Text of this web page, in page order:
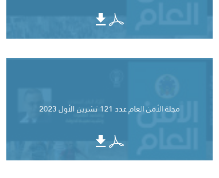
مجلة الأمن العام عدد 121 تشرين الأول 2023